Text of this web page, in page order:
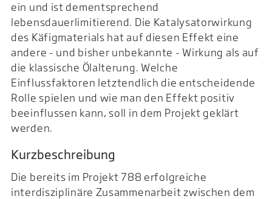
ein und ist dementsprechend
lebensdauerlimitierend. Die Katalysatorwirkung
des Käfigmaterials hat auf diesen Effekt eine
andere - und bisher unbekannte - Wirkung als auf
die klassische Ölalterung. Welche
Einflussfaktoren letztendlich die entscheidende
Rolle spielen und wie man den Effekt positiv
beeinflussen kann, soll in dem Projekt geklärt
werden.
Kurzbeschreibung
Die bereits im Projekt 788 erfolgreiche
interdisziplinäre Zusammenarbeit zwischen dem